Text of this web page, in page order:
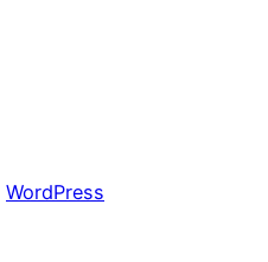
WordPress